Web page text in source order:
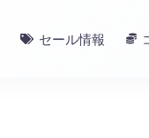
セール情報